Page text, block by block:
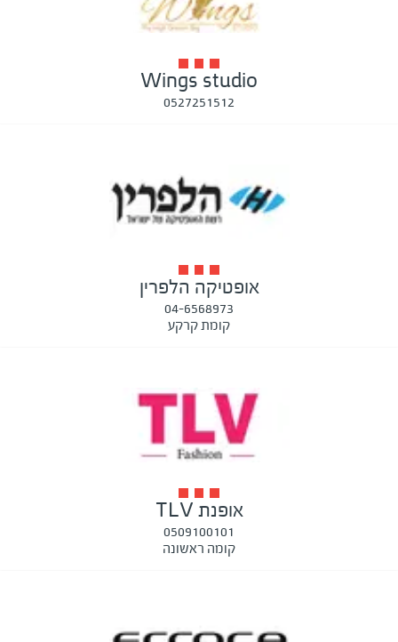
Wings studio
0527251512
אופטיקה הלפרין
04-6568973
קומת קרקע
אופנת TLV
0509100101
קומה ראשונה